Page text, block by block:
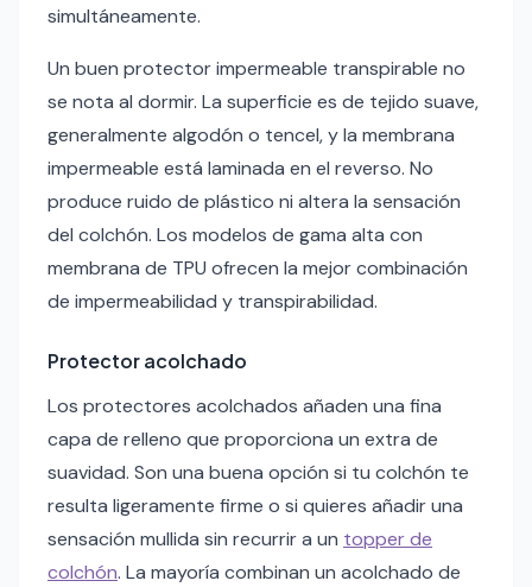
simultáneamente.
Un buen protector impermeable transpirable no
se nota al dormir. La superficie es de tejido suave,
generalmente algodón o tencel, y la membrana
impermeable está laminada en el reverso. No
produce ruido de plástico ni altera la sensación
del colchón. Los modelos de gama alta con
membrana de TPU ofrecen la mejor combinación
de impermeabilidad y transpirabilidad.
Protector acolchado
Los protectores acolchados añaden una fina
capa de relleno que proporciona un extra de
suavidad. Son una buena opción si tu colchón te
resulta ligeramente firme o si quieres añadir una
sensación mullida sin recurrir a un topper de
colchón. La mayoría combinan un acolchado de